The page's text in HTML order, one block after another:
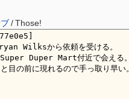
/ Those!